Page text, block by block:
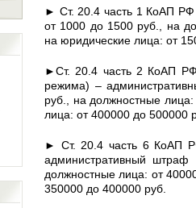
► Ст. 20.4 часть 1 КоАП
от 1000 до 1500 руб., на
на юридические лица: от
►Ст. 20.4 часть 2 КоАП РФ
режима) –
руб., на должностные
лица: от 400000 до 500000
► Ст. 20.4 часть 6 КоАП
административный
должностные лица: от
350000 до 400000 руб.